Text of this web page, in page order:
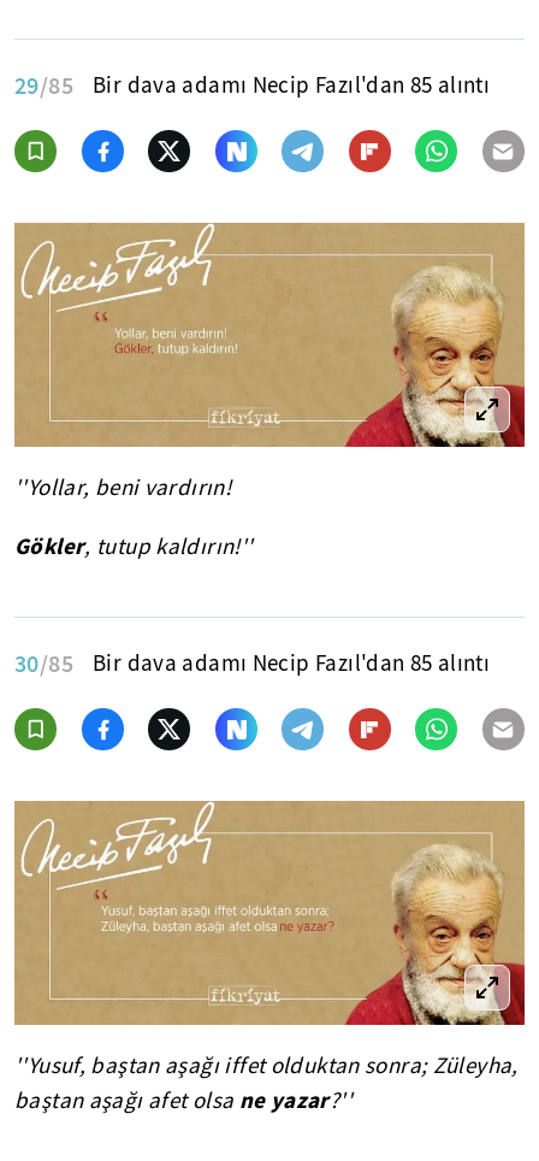
29/85 Bir dava adamı Necip Fazıl'dan 85 alıntı
''Yollar, beni vardırın!
Gökler, tutup kaldırın!''
30/85 Bir dava adamı Necip Fazıl'dan 85 alıntı
''Yusuf, baştan aşağı iffet olduktan sonra; Züleyha,
baştan aşağı afet olsa ne yazar?''